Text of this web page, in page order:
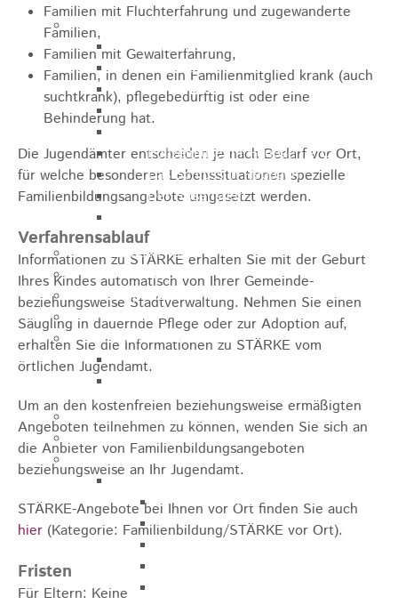
Sehenswürdigkeiten
Rathaus
Blockturm
Ev. Kirche
Miedermuseum
Polizeimuseum Heubach e.V.
Das Schloss in Heubach
Der Rosenstein
Heubach Tour
archaeopfad
Flugplatz
Anreise
Schwimmbäder
Kugelmarkt
Vereinsleben
Bike the Rock
Allgemein
Newsletter
Anfahrt
Familien mit Fluchterfahrung und zugewanderte
Familien,
Familien mit Gewalterfahrung,
Familien, in denen ein Familienmitglied krank (auch
suchtkrank), pflegebedürftig ist oder eine
Behinderung hat.
Die Jugendämter entscheiden je nach Bedarf vor Ort,
für welche besonderen Lebenssituationen spezielle
Familienbildungsangebote umgesetzt werden.
Verfahrensablauf
Informationen zu STÄRKE erhalten Sie mit der Geburt
Ihres Kindes automatisch von Ihrer Gemeinde-
beziehungsweise Stadtverwaltung. Nehmen Sie einen
Säugling in dauernde Pflege oder zur Adoption auf,
erhalten Sie die Informationen zu STÄRKE vom
örtlichen Jugendamt.
Um an den kostenfreien beziehungsweise ermäßigten
Angeboten teilnehmen zu können, wenden Sie sich an
die Anbieter von Familienbildungsangeboten
beziehungsweise an Ihr Jugendamt.
STÄRKE-Angebote bei Ihnen vor Ort finden Sie auch
hier (Kategorie: Familienbildung/STÄRKE vor Ort).
Fristen
Für Eltern: Keine